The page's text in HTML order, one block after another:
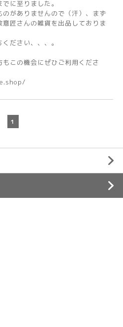
に至りました。
がありませんので（汗）、まず
匠さんの雑貨を出品しておりま
ださい、、、。
この機会にぜひご利用くださ
1